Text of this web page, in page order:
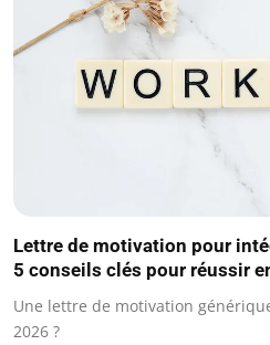
Lettre de motivation pour
5 conseils clés pour réussir
Une lettre de motivation
2026 ?